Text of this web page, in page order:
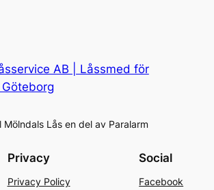
AB | Låssmed för
Mölndals Lås en del av Paralarm
Privacy
Privacy Policy
Social
Facebook